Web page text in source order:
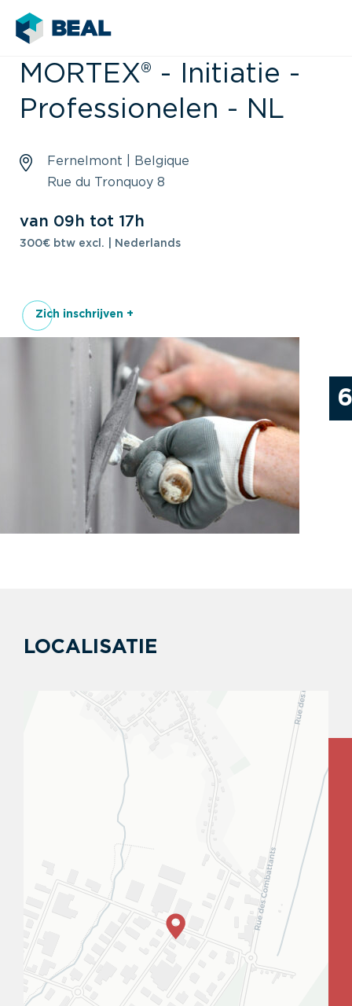
MORTEX® - Initiatie -
Professionelen - NL
Fernelmont | Belgique
Rue du Tronquoy 8
van 09h tot 17h
300€ btw excl. | Nederlands
Zich inschrijven +
LOCALISATIE